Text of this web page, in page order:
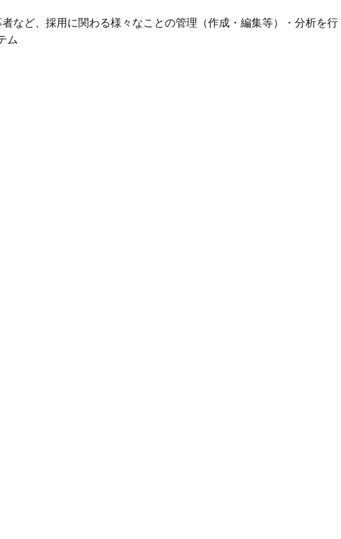
など、採用に関わる様々なことの管理（作成・編集等）・分析を行
ム